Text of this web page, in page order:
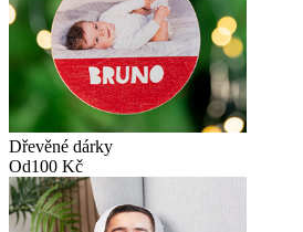
Dřevěné dárky
Od100 Kč